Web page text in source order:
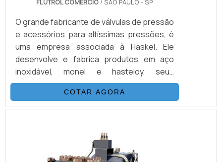
FLUTROL COMERCIO / SÃO PAULO - SP
O grande fabricante de válvulas de pressão
e acessórios para altíssimas pressões, é
uma empresa associada à Haskel. Ele
desenvolve e fabrica produtos em aço
inoxidável, monel e hasteloy, seus
principais ítens são válvulas, esfera, agulha,
retenção, tubos conexões e niple.
Normalmente, as válvulas hidráulicas são
mais básica. Sendo assim, elas podem ser
válvulas de segurança, de descarga, de
frenagem, redutora de pressão, de
COTAR AGORA